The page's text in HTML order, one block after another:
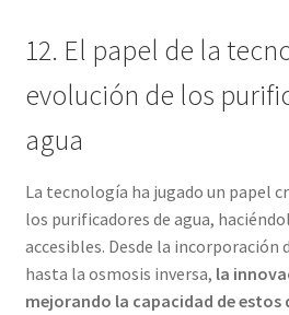
12. El papel de la
evolución de los
agua
La tecnología ha jugado un papel
los purificadores de agua,
accesibles. Desde la incorporación
hasta la osmosis inversa, la
mejorando la capacidad de estos